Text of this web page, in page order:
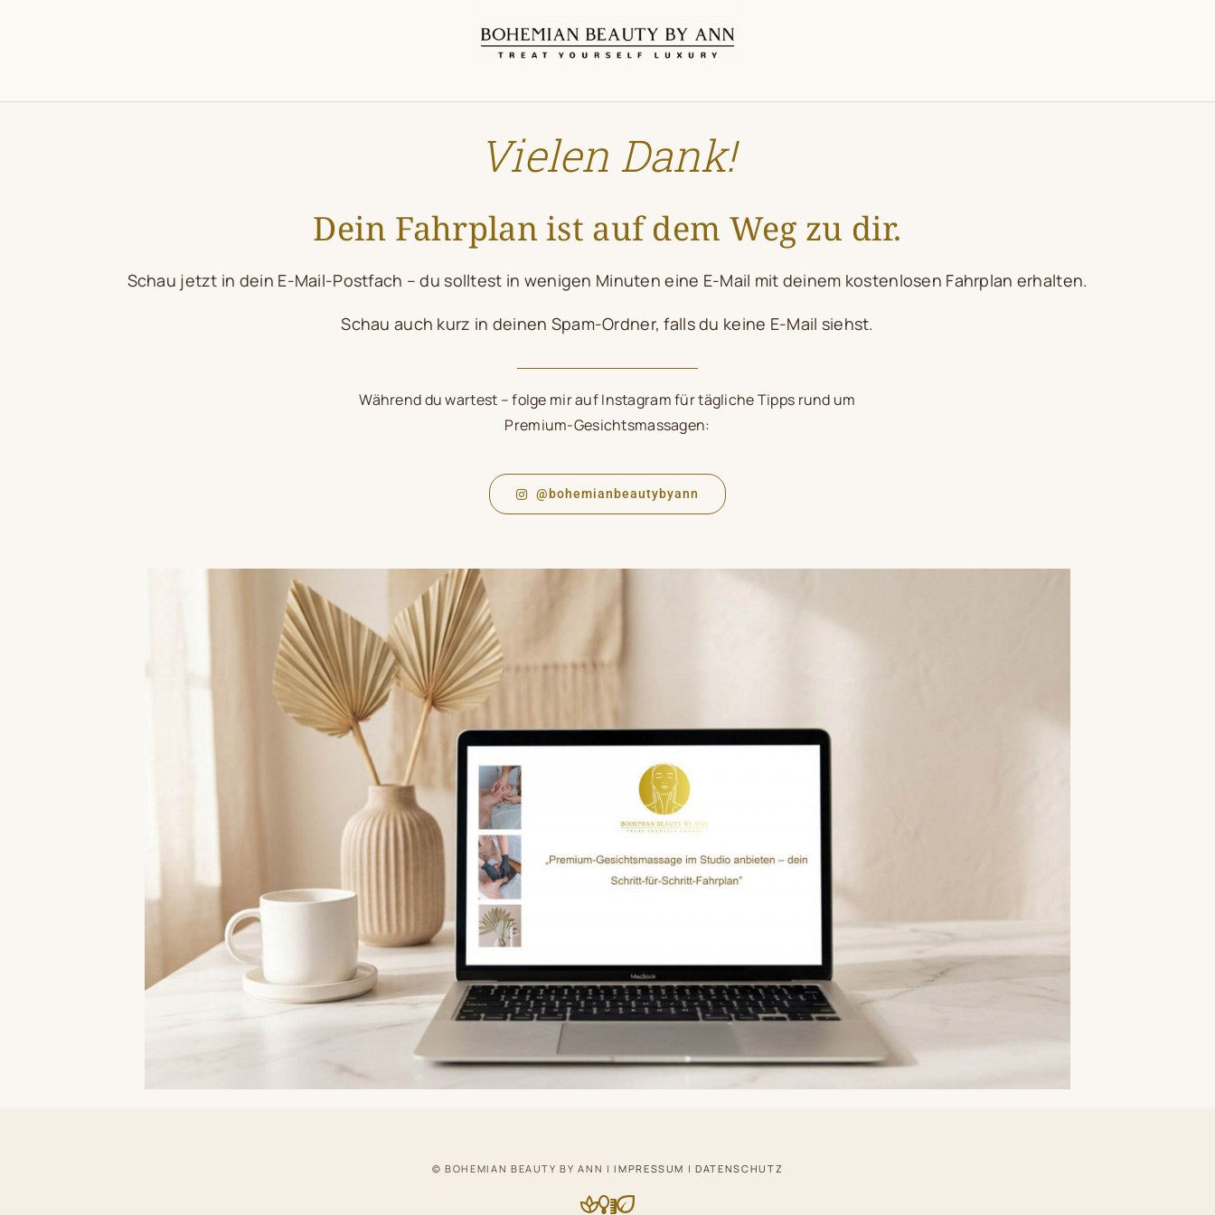
Vielen Dank!
Dein Fahrplan ist auf dem Weg zu dir.
Schau jetzt in dein E-Mail-Postfach – du solltest in wenigen Minuten eine E-Mail mit deinem kostenlosen Fahrplan erhalten.
Schau auch kurz in deinen Spam-Ordner, falls du keine E-Mail siehst.
Während du wartest – folge mir auf Instagram für tägliche Tipps rund um
Premium-Gesichtsmassagen:
@bohemianbeautybyann
© BOHEMIAN BEAUTY BY ANN |IMPRESSUM |DATENSCHUTZ